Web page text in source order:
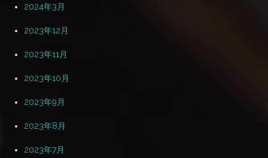
2024年3月
2023年12月
2023年11月
2023年10月
2023年9月
2023年8月
2023年7月